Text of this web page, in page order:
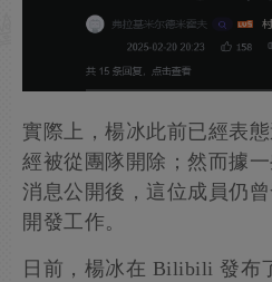
實際上，楊冰此前已經表
經被從團隊開除；然而據
消息公開後，這位成員仍
開發工作。
日前，楊冰在 Bilibili 發布